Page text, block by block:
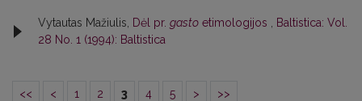
Vytautas Mažiulis, Dėl pr. gasto etimologijos
Baltistica: Vol.
28 No. 1 (1994): Baltistica
<< < 1 2 3 4 5 > >>